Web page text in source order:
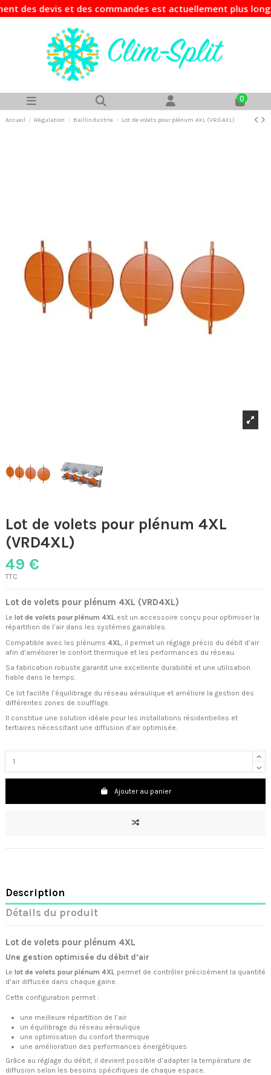
devis et des commandes est actuellement plus long
0
Accueil Régulation Baillindustrie Lot de volets pour plénum 4XL (VRD4XL)
Lot de volets pour plénum 4XL
(VRD4XL)
49 €
TTC
Lot de volets pour plénum 4XL (VRD4XL)
Le lot de volets pour plénum 4XL est un accessoire conçu pour optimiser la
répartition de l’air dans les systèmes gainables.
Compatible avec les plénums 4XL , il permet un réglage précis du débit d’air
afin d’améliorer le confort thermique et les performances du réseau.
Sa fabrication robuste garantit une excellente durabilité et une utilisation
fiable dans le temps.
Ce lot facilite l’équilibrage du réseau aéraulique et améliore la gestion des
différentes zones de soufflage.
Il constitue une solution idéale pour les installations résidentielles et
tertiaires nécessitant une diffusion d’air optimisée.
Ajouter au panier
Description
Détails du produit
Lot de volets pour plénum 4XL
Une gestion optimisée du débit d’air
Le lot de volets pour plénum 4XL permet de contrôler précisément la quantité
d’air diffusée dans chaque gaine.
Cette configuration permet :
une meilleure répartition de l’air
un équilibrage du réseau aéraulique
une optimisation du confort thermique
une amélioration des performances énergétiques
Grâce au réglage du débit, il devient possible d’adapter la température de
diffusion selon les besoins spécifiques de chaque espace.